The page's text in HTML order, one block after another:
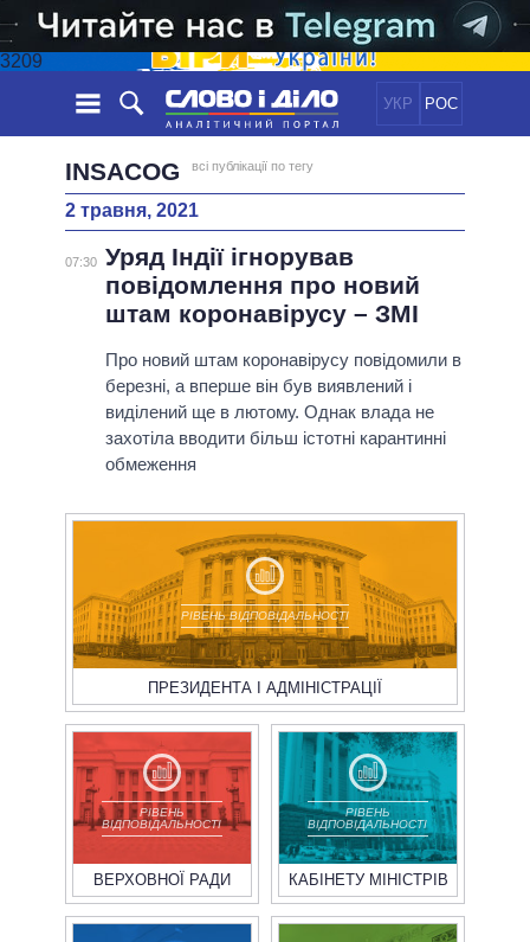
3209
УКР РОС
НОВИНИ
СТРІЧКА
ПОДІЇ
СТАТТІ
ДУМКИ
ОГЛЯДИ
ДАЙДЖЕСТИ
ЕКОНОМІКА
СУСПІЛЬСТВО
СВІТ
ПОЛIТИКИ
УСІ ПОЛІТИКИ
ПРЕЗИДЕНТ І ОФІС
ВЕРХОВНА РАДА
КАБІНЕТ МІНІСТРІВ
ГОЛОВИ ОБЛАДМІНІСТРАЦІЙ
ІНФОГРАФІКА
ВІДЕО
ПІДТРИМАТИ
INSACOG всі публікації по тегу
2 травня, 2021
07:30 Уряд Індії ігнорував
повідомлення про новий
штам коронавірусу – ЗМІ
Про новий штам коронавірусу повідомили в
березні, а вперше він був виявлений і
виділений ще в лютому. Однак влада не
захотіла вводити більш істотні карантинні
обмеження
РІВЕНЬ ВІДПОВІДАЛЬНОСТІ
ПРЕЗИДЕНТА І АДМІНІСТРАЦІЇ
РІВЕНЬ
ВІДПОВІДАЛЬНОСТІ
ВЕРХОВНОЇ РАДИ
РІВЕНЬ
ВІДПОВІДАЛЬНОСТІ
КАБІНЕТУ МІНІСТРІВ